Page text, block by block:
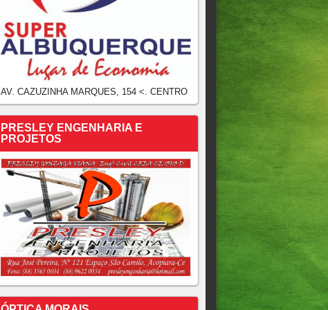
AV. CAZUZINHA MARQUES, 154 <. CENTRO
PRESLEY ENGENHARIA E
PROJETOS